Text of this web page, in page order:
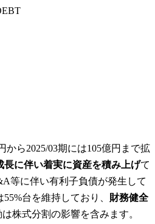
から2025/03期には105億円まで拡
長に伴い着実に資産を積み上げて
等に伴い有利子負債が発生して
台を維持しており、 財務健全
株式分割の影響を含みます。